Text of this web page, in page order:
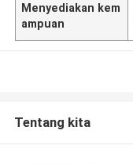
Menyediakan kem
ampuan
Tentang kita